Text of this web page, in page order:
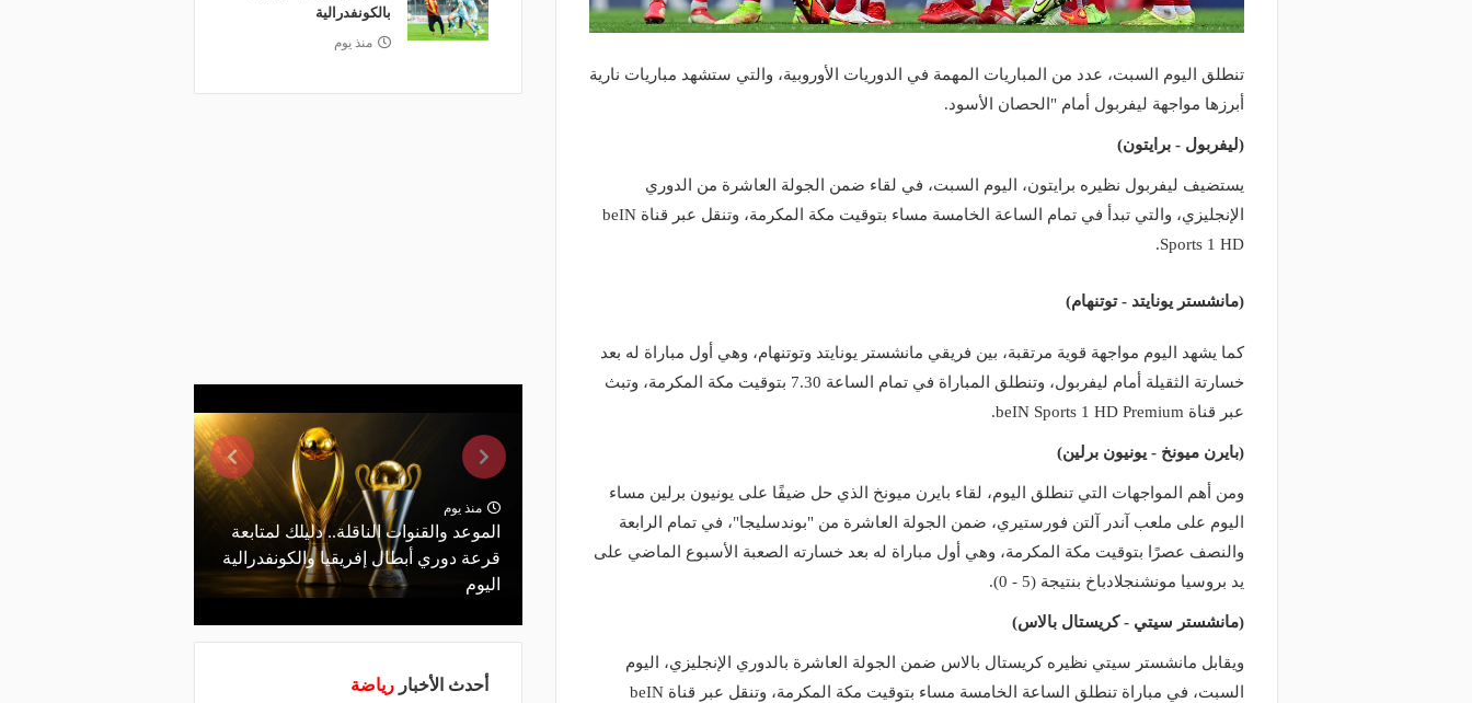
تنطلق اليوم السبت، عدد من المباريات المهمة في الدوريات الأوروبية، والتي ستشهد مباريات نارية
أبرزها مواجهة ليفربول أمام "الحصان الأسود.
(ليفربول - برايتون)
يستضيف ليفربول نظيره برايتون، اليوم السبت، في لقاء ضمن الجولة العاشرة من الدوري
الإنجليزي، والتي تبدأ في تمام الساعة الخامسة مساء بتوقيت مكة المكرمة، وتنقل عبر قناة beIN
Sports 1 HD.
(مانشستر يونايتد - توتنهام)
كما يشهد اليوم مواجهة قوية مرتقبة، بين فريقي مانشستر يونايتد وتوتنهام، وهي أول مباراة له بعد
خسارتة الثقيلة أمام ليفربول، وتنطلق المباراة في تمام الساعة 7.30 بتوقيت مكة المكرمة، وتبث
عبر قناة beIN Sports 1 HD Premium.
(بايرن ميونخ - يونيون برلين)
ومن أهم المواجهات التي تنطلق اليوم، لقاء بايرن ميونخ الذي حل ضيفًا على يونيون برلين مساء
اليوم على ملعب آندر آلتن فورستيري، ضمن الجولة العاشرة من "بوندسليجا"، في تمام الرابعة
والنصف عصرًا بتوقيت مكة المكرمة، وهي أول مباراة له بعد خسارته الصعبة الأسبوع الماضي على
يد بروسيا مونشنجلادباخ بنتيجة (5 - 0).
(مانشستر سيتي - كريستال بالاس)
ويقابل مانشستر سيتي نظيره كريستال بالاس ضمن الجولة العاشرة بالدوري الإنجليزي، اليوم
السبت، في مباراة تنطلق الساعة الخامسة مساء بتوقيت مكة المكرمة، وتنقل عبر قناة beIN
بالكونفدرالية
منذ يوم
منذ يوم
الموعد والقنوات الناقلة.. دليلك لمتابعة
قرعة دوري أبطال إفريقيا والكونفدرالية
اليوم
منذ 22 ساعة
قرعة تمهيدي أبطال إفريقيا.. مهمة سهلة
مالك نادي الخلود: صلاح انتقل للدوري
المناسب.. الدوري السعودي ليس مكانًا
لقضاء إجازة التقاعد
والقنوات الناقلة.. دليلك لمتابعة
دوري أبطال إفريقيا والكونفدرالية
أحدث الأخبار رياضة